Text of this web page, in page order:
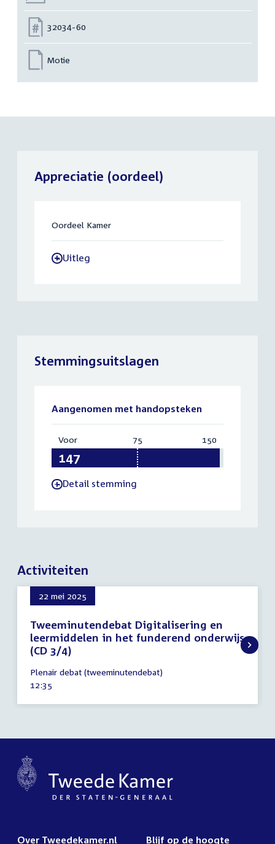
Nummer:
32034-60
Motie
Appreciatie (oordeel)
Oordeel Kamer
-Uitleg
Stemmingsuitslagen
Aangenomen met handopsteken
Voor:
147
75 150
-Detail stemming
Activiteiten
22 mei 2025
Tweeminutendebat Digitalisering en
leermiddelen in het funderend onderwijs
(CD 3/4)
mei
2025
Plenair debat (tweeminutendebat)
Tijd
12:35
Over Tweedekamer.nl Blijf op de hoogte